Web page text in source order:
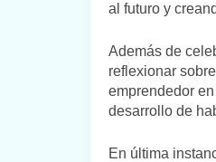
al futuro y
Además de
reflexionar
emprendedor
desarrollo de
En última